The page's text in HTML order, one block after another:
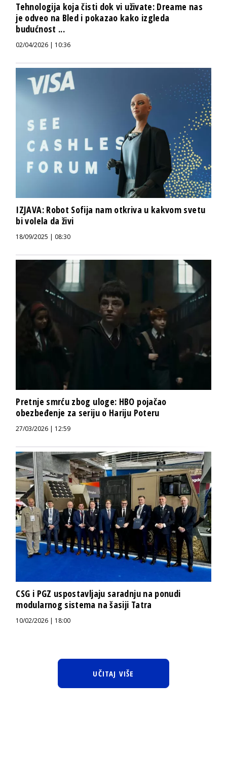
Tehnologija koja čisti dok vi uživate: Dreame nas
je odveo na Bled i pokazao kako izgleda
budućnost ...
02/04/2026 | 10:36
IZJAVA: Robot Sofija nam otkriva u kakvom svetu
bi volela da živi
18/09/2025 | 08:30
Pretnje smrću zbog uloge: HBO pojačao
obezbeđenje za seriju o Hariju Poteru
27/03/2026 | 12:59
CSG i PGZ uspostavljaju saradnju na ponudi
modularnog sistema na šasiji Tatra
10/02/2026 | 18:00
UČITAJ VIŠE